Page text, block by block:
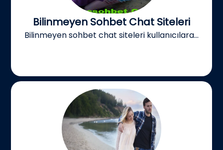
Bilinmeyen Sohbet Chat Siteleri
Bilinmeyen sohbet chat siteleri kullanıcılara...